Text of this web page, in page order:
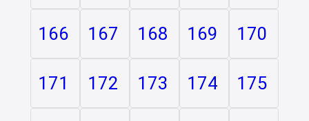
166 167 168 169 170
171 172 173 174 175